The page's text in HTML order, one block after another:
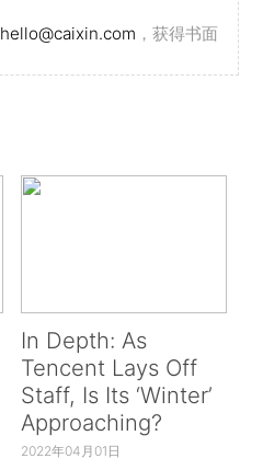
hello@caixin.com ，获得书面
In Depth: As
Tencent Lays Off
Staff, Is Its ‘Winter’
Approaching?
2022年04月01日